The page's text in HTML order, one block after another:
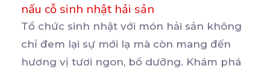
nấu cỗ sinh nhật hải sản
Tổ chức sinh nhật với món hải sản không
chỉ đem lại sự mới lạ mà còn mang đến
hương vị tươi ngon, bổ dưỡng. Khám phá